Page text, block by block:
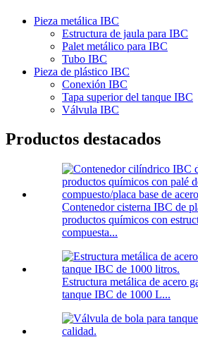
Pieza metálica IBC
Estructura de jaula para IBC
Palet metálico para IBC
Tubo IBC
Pieza de plástico IBC
Conexión IBC
Tapa superior del tanque IBC
Válvula IBC
Productos destacados
Contenedor cisterna IBC de
productos químicos con
compuesta...
Estructura metálica de acero
tanque IBC de 1000 L...